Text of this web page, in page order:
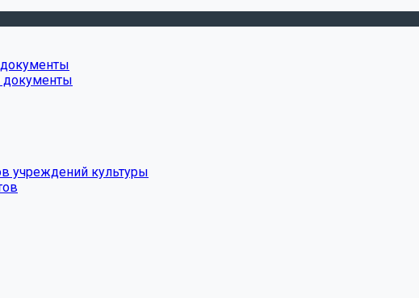
документы
учреждений культуры